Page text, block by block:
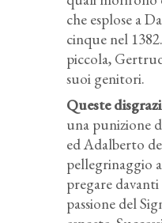
che esplose a
cinque nel
piccola,
suoi genitori.
Queste
una punizione
ed Adalberto
pellegrinaggio
pregare
passione del